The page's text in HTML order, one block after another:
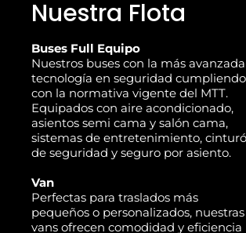
Nuestra Flota
Buses Full Equipo
Nuestros buses con la más avanzada
tecnología en seguridad cumpliendo
con la normativa vigente del MTT.
Equipados con aire acondicionado,
asientos semi cama y salón cama,
sistemas de entretenimiento,
de seguridad y seguro por asiento.
Van
Perfectas para traslados más
pequeños o personalizados, nuestras
vans ofrecen comodidad y eficiencia